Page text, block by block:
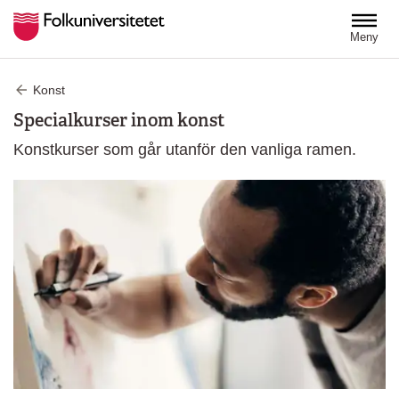
Meny
Konst
Specialkurser inom konst
Konstkurser som går utanför den vanliga ramen.